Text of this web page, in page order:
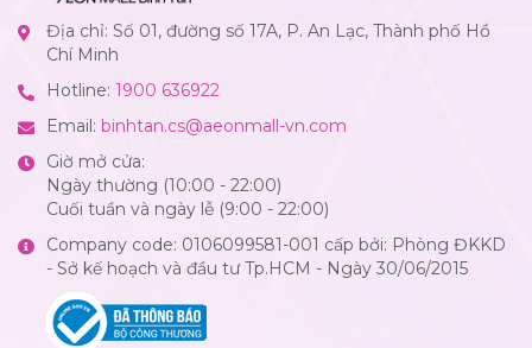
Địa chỉ: Số 01, đường số 17A, P. An Lạc, Thành phố Hồ
Chí Minh
Hotline: 1900 636922
Email: binhtan.cs@aeonmall-vn.com
Giờ mở cửa:
Ngày thường (10:00 - 22:00)
Cuối tuần và ngày lễ (9:00 - 22:00)
Company code: 0106099581-001 cấp bởi: Phòng ĐKKD
- Sở kế hoạch và đầu tư Tp.HCM - Ngày 30/06/2015